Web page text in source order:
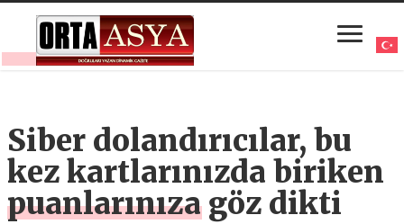
Siber dolandırıcılar, bu
kez kartlarınızda biriken
puanlarınıza göz dikti